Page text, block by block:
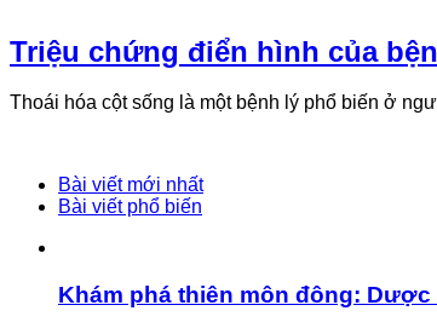
Triệu chứng điển hình của
Thoái hóa cột sống là một bệnh lý phổ biến ở
Bài viết mới nhất
Bài viết phổ biến
Khám phá thiên môn đông: